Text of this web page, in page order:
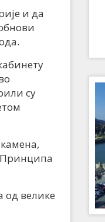
и да
су
Принципа
од велике